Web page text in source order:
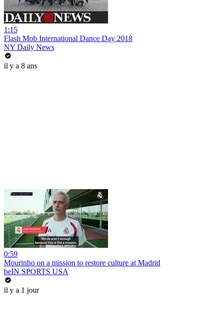
1:15
Flash Mob International Dance Day 2018
NY Daily News
il y a 8 ans
0:59
Mourinho on a mission to restore culture at Madrid
beIN SPORTS USA
il y a 1 jour